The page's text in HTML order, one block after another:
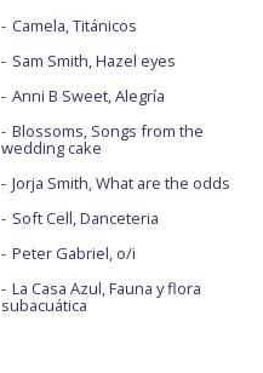
Camela, Titánicos
Sam Smith, Hazel eyes
Anni B Sweet, Alegría
Blossoms, Songs from the
wedding cake
Jorja Smith, What are the odds
Soft Cell, Danceteria
Peter Gabriel, o/i
La Casa Azul, Fauna y flora
subacuática